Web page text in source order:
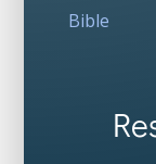
Bible